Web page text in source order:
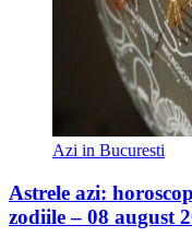
Azi in Bucuresti
Astrele azi:
zodiile – 08 august